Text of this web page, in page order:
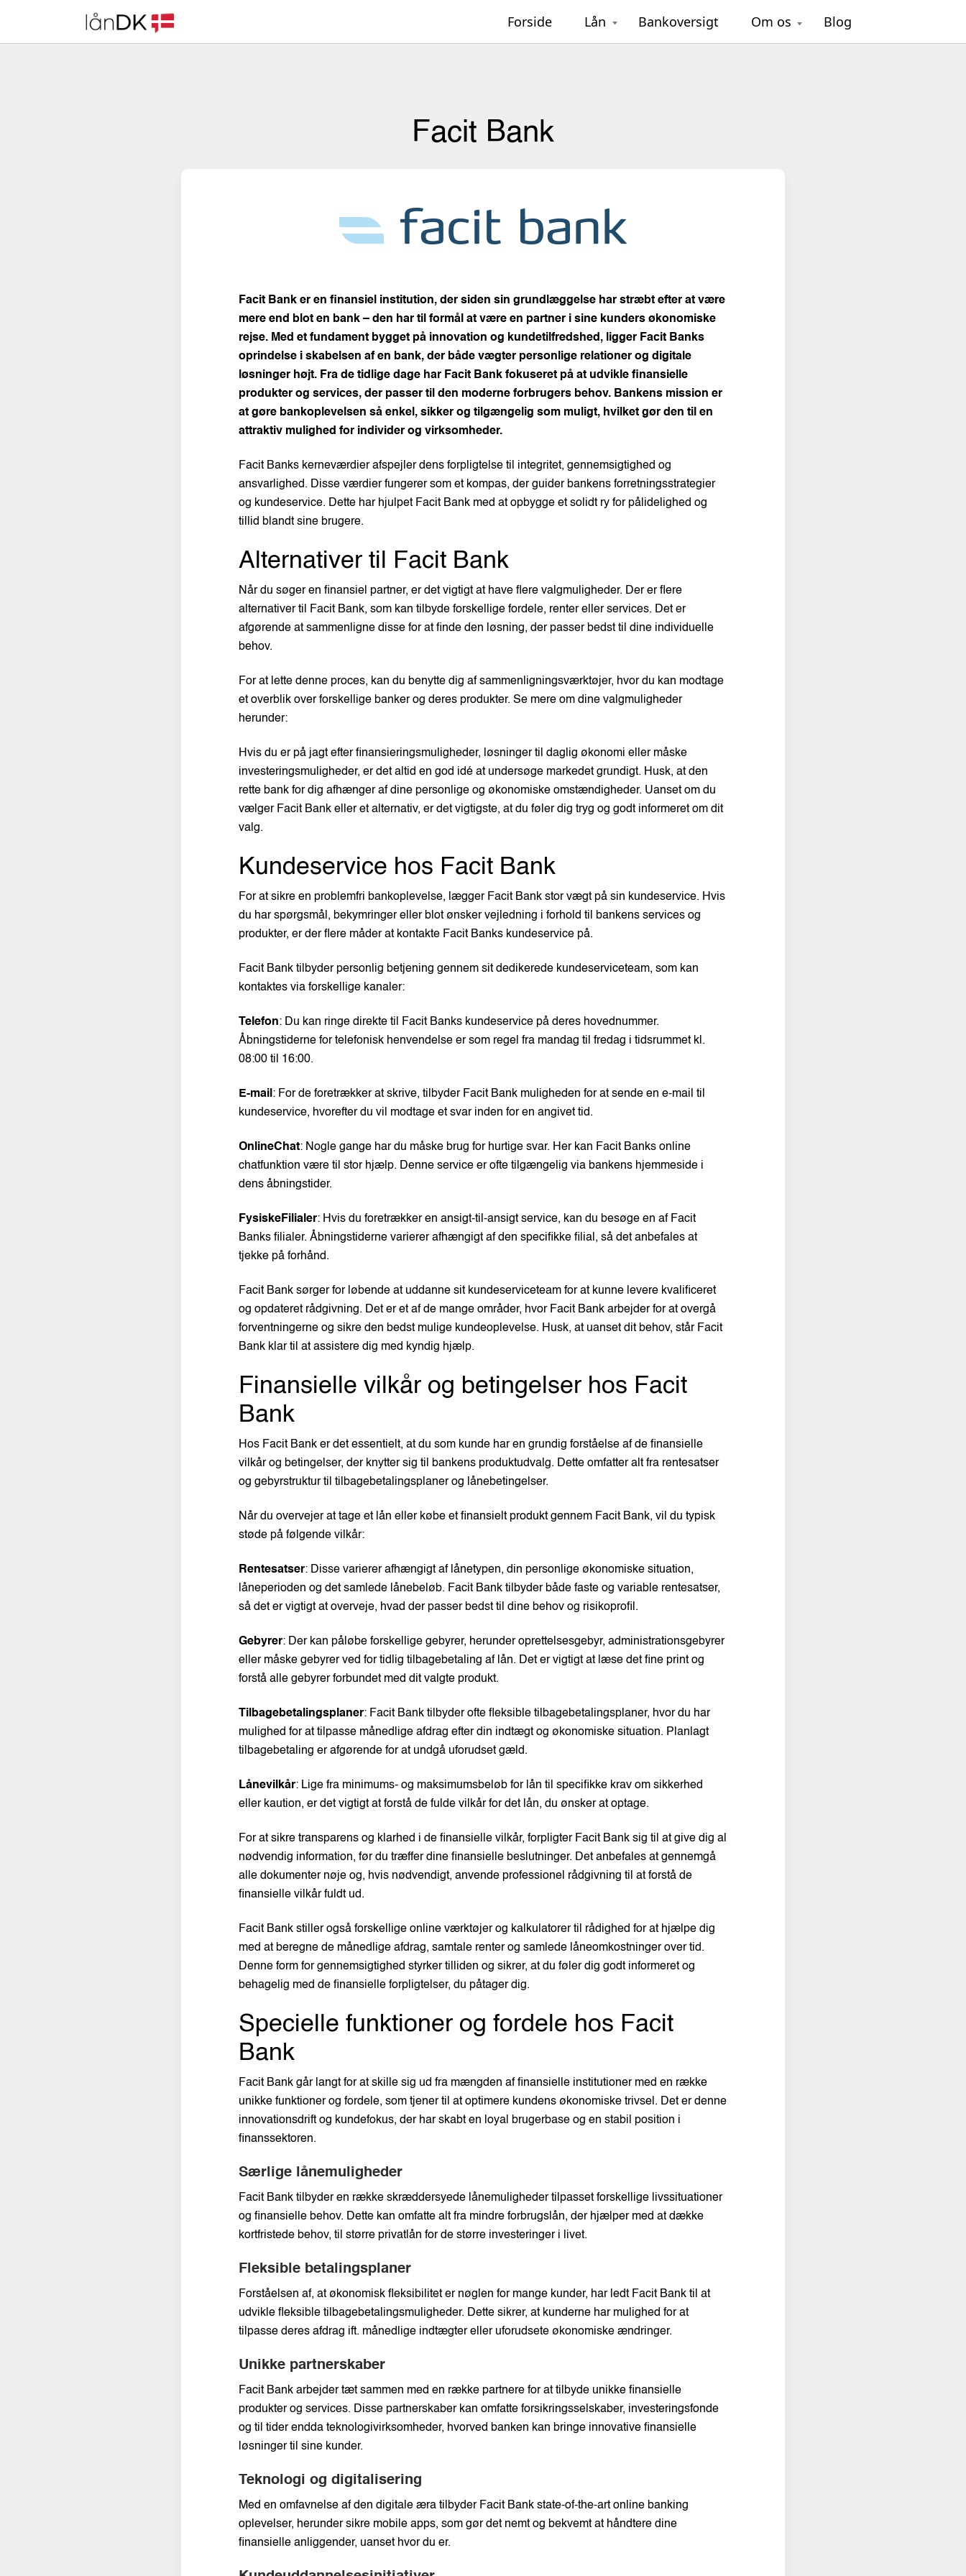
content
Forside Lån Bankoversigt Om os Blog
Facit Bank
Facit Bank er en finansiel institution, der siden sin grundlæggelse har stræbt efter at være
mere end blot en bank – den har til formål at være en partner i sine kunders økonomiske
rejse. Med et fundament bygget på innovation og kundetilfredshed, ligger Facit Banks
oprindelse i skabelsen af en bank, der både vægter personlige relationer og digitale
løsninger højt. Fra de tidlige dage har Facit Bank fokuseret på at udvikle finansielle
produkter og services, der passer til den moderne forbrugers behov. Bankens mission er
at gøre bankoplevelsen så enkel, sikker og tilgængelig som muligt, hvilket gør den til en
attraktiv mulighed for individer og virksomheder.
Facit Banks kerneværdier afspejler dens forpligtelse til integritet, gennemsigtighed og
ansvarlighed. Disse værdier fungerer som et kompas, der guider bankens forretningsstrategier
og kundeservice. Dette har hjulpet Facit Bank med at opbygge et solidt ry for pålidelighed og
tillid blandt sine brugere.
Alternativer til Facit Bank
Når du søger en finansiel partner, er det vigtigt at have flere valgmuligheder. Der er flere
alternativer til Facit Bank, som kan tilbyde forskellige fordele, renter eller services. Det er
afgørende at sammenligne disse for at finde den løsning, der passer bedst til dine individuelle
behov.
For at lette denne proces, kan du benytte dig af sammenligningsværktøjer, hvor du kan modtage
et overblik over forskellige banker og deres produkter. Se mere om dine valgmuligheder
herunder:
Hvis du er på jagt efter finansieringsmuligheder, løsninger til daglig økonomi eller måske
investeringsmuligheder, er det altid en god idé at undersøge markedet grundigt. Husk, at den
rette bank for dig afhænger af dine personlige og økonomiske omstændigheder. Uanset om du
vælger Facit Bank eller et alternativ, er det vigtigste, at du føler dig tryg og godt informeret om dit
valg.
Kundeservice hos Facit Bank
For at sikre en problemfri bankoplevelse, lægger Facit Bank stor vægt på sin kundeservice. Hvis
du har spørgsmål, bekymringer eller blot ønsker vejledning i forhold til bankens services og
produkter, er der flere måder at kontakte Facit Banks kundeservice på.
Facit Bank tilbyder personlig betjening gennem sit dedikerede kundeserviceteam, som kan
kontaktes via forskellige kanaler:
Telefon: Du kan ringe direkte til Facit Banks kundeservice på deres hovednummer.
Åbningstiderne for telefonisk henvendelse er som regel fra mandag til fredag i tidsrummet kl.
08:00 til 16:00.
E-mail : For de foretrækker at skrive, tilbyder Facit Bank muligheden for at sende en e-mail til
kundeservice, hvorefter du vil modtage et svar inden for en angivet tid.
OnlineChat: Nogle gange har du måske brug for hurtige svar. Her kan Facit Banks online
chatfunktion være til stor hjælp. Denne service er ofte tilgængelig via bankens hjemmeside i
dens åbningstider.
FysiskeFilialer: Hvis du foretrækker en ansigt-til-ansigt service, kan du besøge en af Facit
Banks filialer. Åbningstiderne varierer afhængigt af den specifikke filial, så det anbefales at
tjekke på forhånd.
Facit Bank sørger for løbende at uddanne sit kundeserviceteam for at kunne levere kvalificeret
og opdateret rådgivning. Det er et af de mange områder, hvor Facit Bank arbejder for at overgå
forventningerne og sikre den bedst mulige kundeoplevelse. Husk, at uanset dit behov, står Facit
Bank klar til at assistere dig med kyndig hjælp.
Finansielle vilkår og betingelser hos Facit
Bank
Hos Facit Bank er det essentielt, at du som kunde har en grundig forståelse af de finansielle
vilkår og betingelser, der knytter sig til bankens produktudvalg. Dette omfatter alt fra rentesatser
og gebyrstruktur til tilbagebetalingsplaner og lånebetingelser.
Når du overvejer at tage et lån eller købe et finansielt produkt gennem Facit Bank, vil du typisk
støde på følgende vilkår:
Rentesatser: Disse varierer afhængigt af lånetypen, din personlige økonomiske situation,
låneperioden og det samlede lånebeløb. Facit Bank tilbyder både faste og variable rentesatser,
så det er vigtigt at overveje, hvad der passer bedst til dine behov og risikoprofil.
Gebyrer: Der kan påløbe forskellige gebyrer, herunder oprettelsesgebyr, administrationsgebyrer
eller måske gebyrer ved for tidlig tilbagebetaling af lån. Det er vigtigt at læse det fine print og
forstå alle gebyrer forbundet med dit valgte produkt.
Tilbagebetalingsplaner: Facit Bank tilbyder ofte fleksible tilbagebetalingsplaner, hvor du har
mulighed for at tilpasse månedlige afdrag efter din indtægt og økonomiske situation. Planlagt
tilbagebetaling er afgørende for at undgå uforudset gæld.
Lånevilkår: Lige fra minimums- og maksimumsbeløb for lån til specifikke krav om sikkerhed
eller kaution, er det vigtigt at forstå de fulde vilkår for det lån, du ønsker at optage.
For at sikre transparens og klarhed i de finansielle vilkår, forpligter Facit Bank sig til at give dig al
nødvendig information, før du træffer dine finansielle beslutninger. Det anbefales at gennemgå
alle dokumenter nøje og, hvis nødvendigt, anvende professionel rådgivning til at forstå de
finansielle vilkår fuldt ud.
Facit Bank stiller også forskellige online værktøjer og kalkulatorer til rådighed for at hjælpe dig
med at beregne de månedlige afdrag, samtale renter og samlede låneomkostninger over tid.
Denne form for gennemsigtighed styrker tilliden og sikrer, at du føler dig godt informeret og
behagelig med de finansielle forpligtelser, du påtager dig.
Specielle funktioner og fordele hos Facit
Bank
Facit Bank går langt for at skille sig ud fra mængden af finansielle institutioner med en række
unikke funktioner og fordele, som tjener til at optimere kundens økonomiske trivsel. Det er denne
innovationsdrift og kundefokus, der har skabt en loyal brugerbase og en stabil position i
finanssektoren.
Særlige lånemuligheder
Facit Bank tilbyder en række skræddersyede lånemuligheder tilpasset forskellige livssituationer
og finansielle behov. Dette kan omfatte alt fra mindre forbrugslån, der hjælper med at dække
kortfristede behov, til større privatlån for de større investeringer i livet.
Fleksible betalingsplaner
Forståelsen af, at økonomisk fleksibilitet er nøglen for mange kunder, har ledt Facit Bank til at
udvikle fleksible tilbagebetalingsmuligheder. Dette sikrer, at kunderne har mulighed for at
tilpasse deres afdrag ift. månedlige indtægter eller uforudsete økonomiske ændringer.
Unikke partnerskaber
Facit Bank arbejder tæt sammen med en række partnere for at tilbyde unikke finansielle
produkter og services. Disse partnerskaber kan omfatte forsikringsselskaber, investeringsfonde
og til tider endda teknologivirksomheder, hvorved banken kan bringe innovative finansielle
løsninger til sine kunder.
Teknologi og digitalisering
Med en omfavnelse af den digitale æra tilbyder Facit Bank state-of-the-art online banking
oplevelser, herunder sikre mobile apps, som gør det nemt og bekvemt at håndtere dine
finansielle anliggender, uanset hvor du er.